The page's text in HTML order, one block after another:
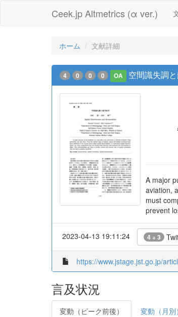
Ceek.jp Altmetrics (α ver.)
ホーム 文献詳細
4 0 0 0 OA 空間識失調
A major
aviation,
must
prevent
2023-04-13 19:11:24 4 + 3
https://www.jstage.jst.go.jp/
言及状況
変動（ピーク前後） 変動（月別）